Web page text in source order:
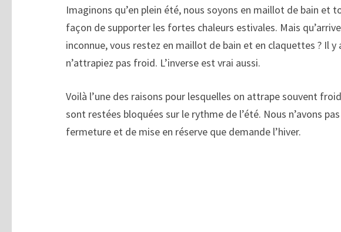
Imaginons qu’en plein été, nous soyons en maillot de bain et
façon de supporter les fortes chaleurs estivales. Mais
inconnue, vous restez en maillot de bain et en claquettes ? Il y
n’attrapiez pas froid. L’inverse est vrai aussi.
Voilà l’une des raisons pour lesquelles on attrape souvent
sont restées bloquées sur le rythme de l’été. Nous n’avons
fermeture et de mise en réserve que demande l’hiver.